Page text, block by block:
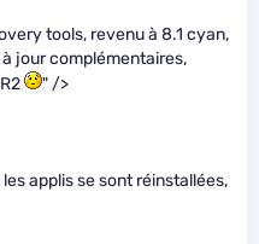
tools, revenu à 8.1 cyan,
jour complémentaires,
" />
applis se sont réinstallées,